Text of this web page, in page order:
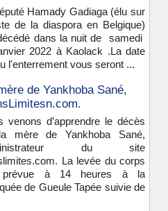
Hamady Gadiaga (élu sur
de la diaspora en Belgique)
dans la nuit de samedi
2022 à Kaolack .La date
l'enterrement vous seront ...
de Yankhoba Sané,
venons d’apprendre le décès
mère de Yankhoba Sané,
du site
La levée du corps
à 14 heures à la
de Gueule Tapée suivie de